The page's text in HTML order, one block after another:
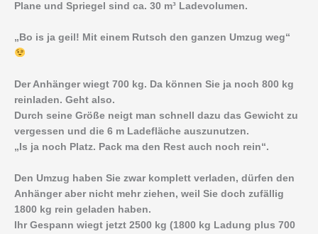
Plane und Spriegel sind ca. 30 m³ Ladevolumen.
„Bo is ja geil! Mit einem Rutsch den ganzen Umzug weg“
Der Anhänger wiegt 700 kg. Da können Sie ja noch 800 kg
reinladen. Geht also.
Durch seine Größe neigt man schnell dazu das Gewicht zu
vergessen und die 6 m Ladefläche auszunutzen.
„Is ja noch Platz. Pack ma den Rest auch noch rein“.
Den Umzug haben Sie zwar komplett verladen, dürfen den
Anhänger aber nicht mehr ziehen, weil Sie doch zufällig
1800 kg rein geladen haben.
Ihr Gespann wiegt jetzt 2500 kg (1800 kg Ladung plus 700